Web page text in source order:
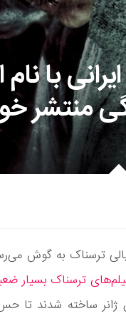
با
منتشر
ترسناک به گوش
ترسناک بسیار
ساخته شدند تا